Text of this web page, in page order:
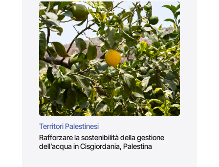
Rafforzare la sostenibilità della gestione
dell’acqua in Cisgiordania, Palestina
Territori Palestinesi